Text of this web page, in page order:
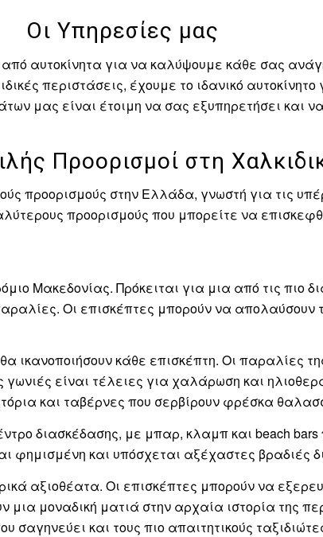
Οι Υπηρεσίες μας
αυτοκίνητα για να καλύψουμε κάθε σας
περιστάσεις, έχουμε το ιδανικό
μας είναι έτοιμη να σας εξυπηρετήσει και
Προορισμοί στη
προορισμούς στην Ελλάδα, γνωστή για τις
προορισμούς που μπορείτε να
Μακεδονίας. Πρόκειται για μια από τις πιο
Οι επισκέπτες μπορούν να
ικανοποιήσουν κάθε επισκέπτη. Οι παραλίες
γωνιές είναι τέλειες για χαλάρωση και
και ταβέρνες που σερβίρουν φρέσκα
διασκέδασης, με μπαρ, κλαμπ και beach
φημισμένη και υπόσχεται αξέχαστες βραδιές
αξιοθέατα. Οι επισκέπτες μπορούν να
μια μοναδική ματιά στην αρχαία ιστορία της
και τους πιο απαιτητικούς